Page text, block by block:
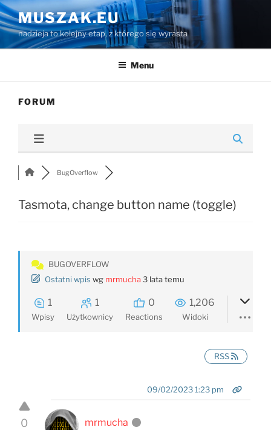
Przejdź
do
treści
MUSZAK.EU
nadzieja to kolejny etap, z którego się wyrasta
Menu
FORUM
BugOverflow
Tasmota, change button name (toggle)
BUGOVERFLOW
Ostatni wpis wg mrmucha3 lata temu
1
Wpisy
1
Użytkownicy
0
Reactions
1,206
Widoki
RSS
0
09/02/2023 1:23 pm
mrmucha